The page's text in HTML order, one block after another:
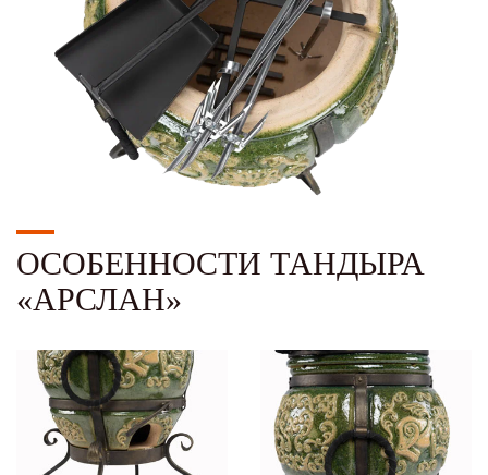
ОСОБЕННОСТИ ТАНДЫРА
«АРСЛАН»